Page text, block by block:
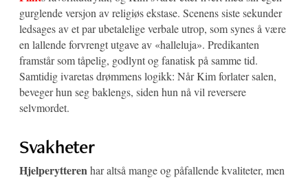
gurglende versjon av religiøs ekstase. Scenens siste sekunder
ledsages av et par ubetalelige verbale utrop, som synes å være
en lallende forvrengt utgave av «halleluja». Predikanten
framstår som tåpelig, godlynt og fanatisk på samme tid.
Samtidig ivaretas drømmens logikk: Når Kim forlater salen,
beveger hun seg baklengs, siden hun nå vil reversere
selvmordet.
Svakheter
Hjelperytterenhar altså mange og påfallende kvaliteter, men